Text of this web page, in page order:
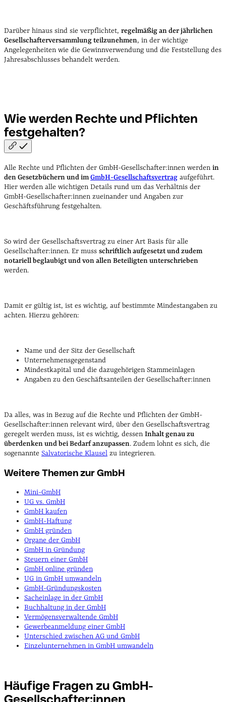
Darüber hinaus sind sie verpflichtet, regelmäßig an der jährlichen
Gesellschafterversammlung teilzunehmen, in der wichtige
Angelegenheiten wie die Gewinnverwendung und die Feststellung des
Jahresabschlusses behandelt werden.
Wie werden Rechte und Pflichten
festgehalten?
Alle Rechte und Pflichten der GmbH-Gesellschafter:innen werden in
den Gesetzbüchern und imGmbH-Gesellschaftsvertrag aufgeführt.
Hier werden alle wichtigen Details rund um das Verhältnis der
GmbH-Gesellschafter:innen zueinander und Angaben zur
Geschäftsführung festgehalten.
So wird der Gesellschaftsvertrag zu einer Art Basis für alle
Gesellschafter:innen. Er muss schriftlich aufgesetzt und zudem
notariell beglaubigt und von allen Beteiligten unterschrieben
werden.
Damit er gültig ist, ist es wichtig, auf bestimmte Mindestangaben zu
achten. Hierzu gehören:
Name und der Sitz der Gesellschaft
Unternehmensgegenstand
Mindestkapital und die dazugehörigen Stammeinlagen
Angaben zu den Geschäftsanteilen der Gesellschafter:innen
Da alles, was in Bezug auf die Rechte und Pflichten der GmbH-
Gesellschafter:innen relevant wird, über den Gesellschaftsvertrag
geregelt werden muss, ist es wichtig, dessen Inhalt genau zu
überdenken und bei Bedarf anzupassen. Zudem lohnt es sich, die
sogenannte Salvatorische Klausel zu integrieren.
Weitere Themen zur GmbH
Mini-GmbH
UG vs. GmbH
GmbH kaufen
GmbH-Haftung
GmbH gründen
Organe der GmbH
GmbH in Gründung
Steuern einer GmbH
GmbH online gründen
UG in GmbH umwandeln
GmbH-Gründungskosten
Sacheinlage in der GmbH
Buchhaltung in der GmbH
Vermögensverwaltende GmbH
Gewerbeanmeldung einer GmbH
Unterschied zwischen AG und GmbH
Einzelunternehmen in GmbH umwandeln
Häufige Fragen zu GmbH-
Gesellschafter:innen